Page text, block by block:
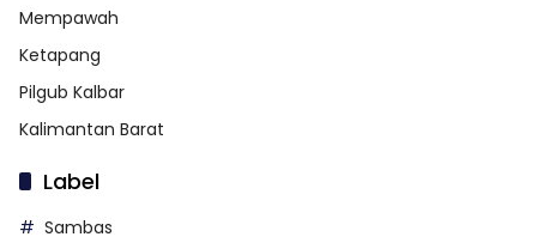
Mempawah
Ketapang
Pilgub Kalbar
Kalimantan Barat
Label
Sambas